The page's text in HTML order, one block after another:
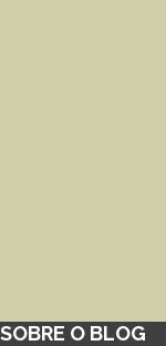
SOBRE O BLOG